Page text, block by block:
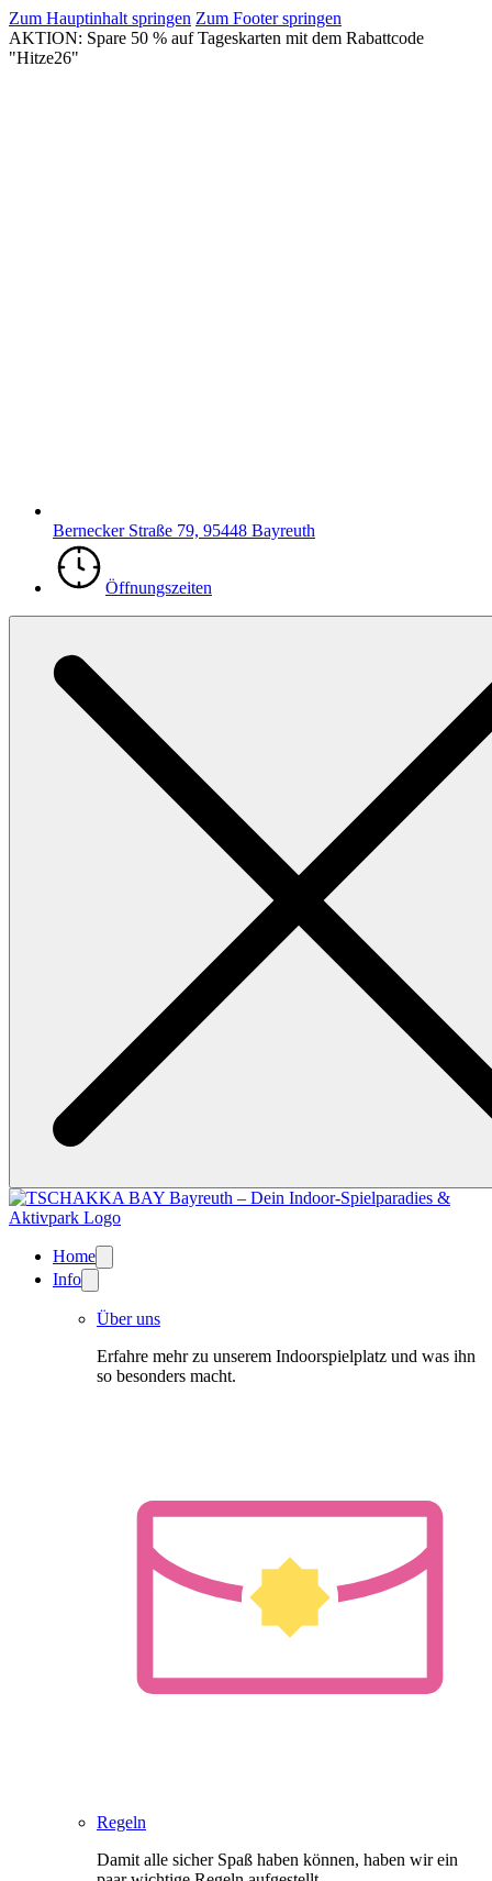
Zum Hauptinhalt springen Zum Footer springen
AKTION: Spare 50 % auf Tageskarten mit dem Rabattcode
"Hitze26"
Bernecker Straße 79, 95448 Bayreuth
Öffnungszeiten
Home
Info
Über uns
Erfahre mehr zu unserem Indoorspielplatz und was ihn
so besonders macht.
Regeln
Damit alle sicher Spaß haben können, haben wir ein